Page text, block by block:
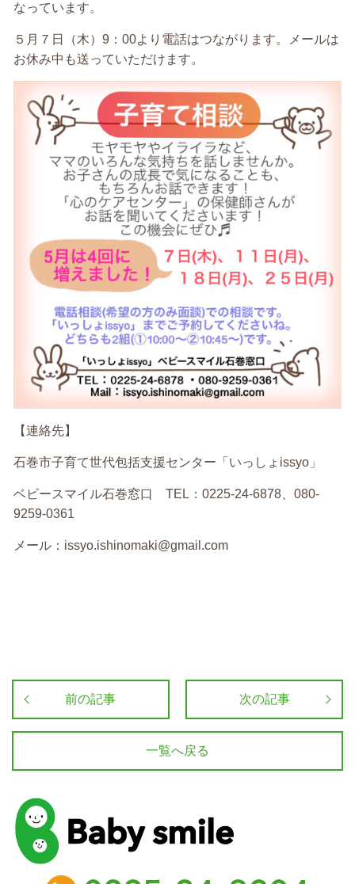
なっています。
５月７日（木）9：00より電話はつながります。メールは
お休み中も送っていただけます。
【連絡先】
石巻市子育て世代包括支援センター「いっしょissyo」
ベビースマイル石巻窓口 TEL：0225-24-6878、080-
9259-0361
メール：issyo.ishinomaki@gmail.com
前の記事 次の記事
一覧へ戻る
baby smile